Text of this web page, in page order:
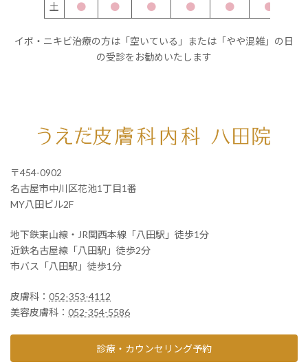
土 ● ● ● ● ● ●
イボ・ニキビ治療の方は「空いている」または「やや混雑」の日
の受診をお勧めいたします
〒454-0902
名古屋市中川区花池1丁目1番
MY八田ビル2F
地下鉄東山線・JR関西本線「八田駅」徒歩1分
近鉄名古屋線「八田駅」徒歩2分
市バス「八田駅」徒歩1分
皮膚科： 052-353-4112
美容皮膚科： 052-354-5586
診療・カウンセリング予約